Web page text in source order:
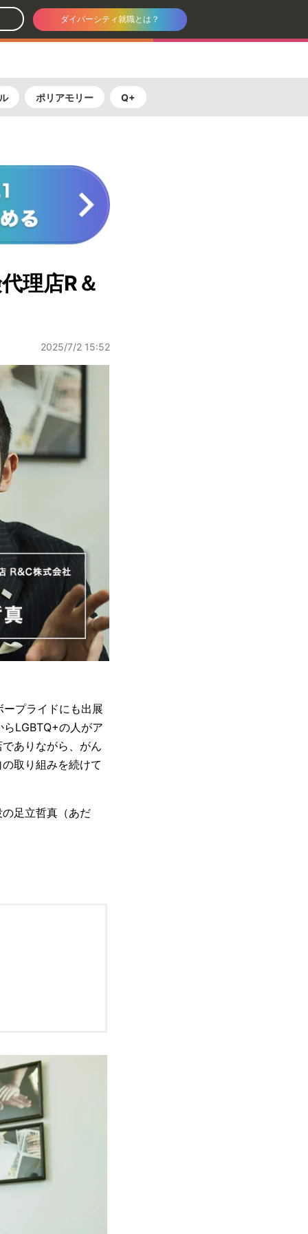
ダイバーシティ就職とは？
ポリアモリー Q+
理店R＆
2025/7/2 15:52
プライドにも出展
LGBTQ+の人がア
ありながら、がん
取り組みを続けて
足立哲真（あだ